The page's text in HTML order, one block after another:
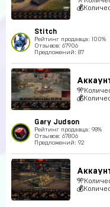
Stitch
Рейтинг продавца: 100%
Отзывов: 67906
Предложений: 87
Gary Judson
Рейтинг продавца: 98%
Отзывов: 67806
Предложений: 92
Аккаунт